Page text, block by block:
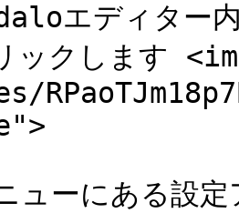
エディター内
ックします
ューにある設